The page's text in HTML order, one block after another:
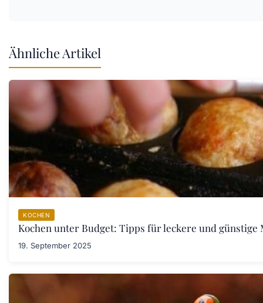
Ähnliche Artikel
KOCHEN
Kochen unter Budget: Tipps für leckere und günstige
19. September 2025